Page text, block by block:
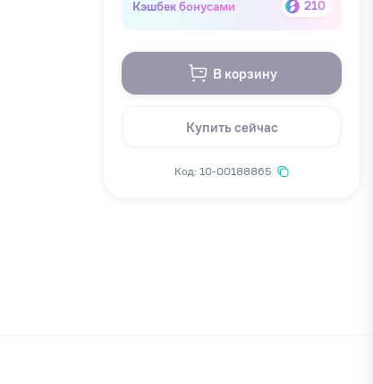
Кэшбек бонусами 210
В корзину
Купить сейчас
Код: 10-00188865